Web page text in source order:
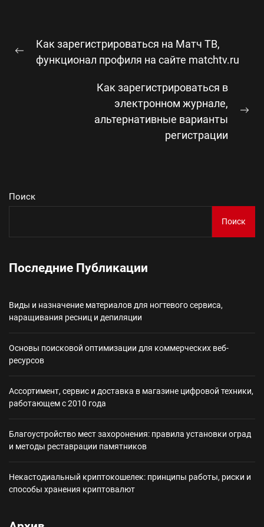
по
записям
Предыдущая
Как зарегистрироваться на Матч ТВ,
функционал профиля на сайте matchtv.ru
Как зарегистрироваться в
электронном журнале,
альтернативные варианты
регистрации
Поиск
Поиск
Последние Публикации
Виды и назначение материалов для ногтевого сервиса,
наращивания ресниц и депиляции
Основы поисковой оптимизации для коммерческих веб-
ресурсов
Ассортимент, сервис и доставка в магазине цифровой техники,
работающем с 2010 года
Благоустройство мест захоронения: правила установки оград
и методы реставрации памятников
Некастодиальный криптокошелек: принципы работы, риски и
способы хранения криптовалют